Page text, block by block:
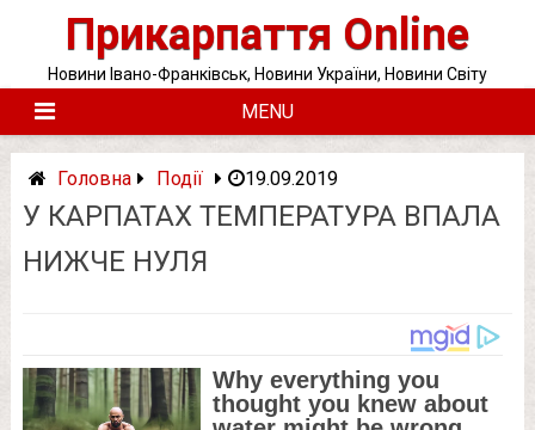
Прикарпаття Online
Новини Івано-Франківськ, Новини України, Новини Світу
MENU
Головна Події 19.09.2019
У КАРПАТАХ ТЕМПЕРАТУРА ВПАЛА
НИЖЧЕ НУЛЯ